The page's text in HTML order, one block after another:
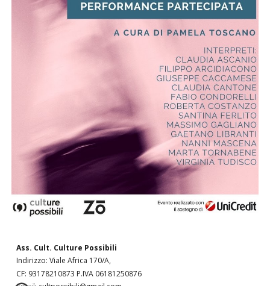
Ass. Cult. Culture Possibili
Indirizzo: Viale Africa 170/A,
CF: 93178210873 P.IVA 06181250876